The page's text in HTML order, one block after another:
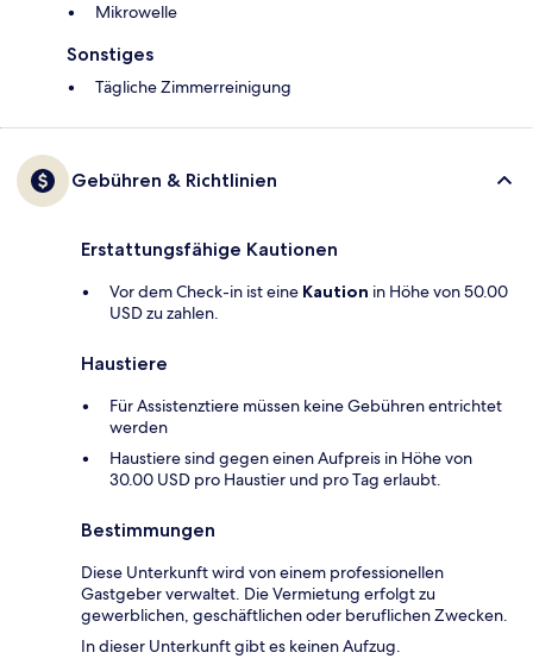
Mikrowelle
Sonstiges
Tägliche Zimmerreinigung
Gebühren & Richtlinien
Erstattungsfähige Kautionen
Vor dem Check-in ist eine Kaution in Höhe von 50.00
USD zu zahlen.
Haustiere
Für Assistenztiere müssen keine Gebühren entrichtet
werden
Haustiere sind gegen einen Aufpreis in Höhe von
30.00 USD pro Haustier und pro Tag erlaubt.
Bestimmungen
Diese Unterkunft wird von einem professionellen
Gastgeber verwaltet. Die Vermietung erfolgt zu
gewerblichen, geschäftlichen oder beruflichen Zwecken.
In dieser Unterkunft gibt es keinen Aufzug.